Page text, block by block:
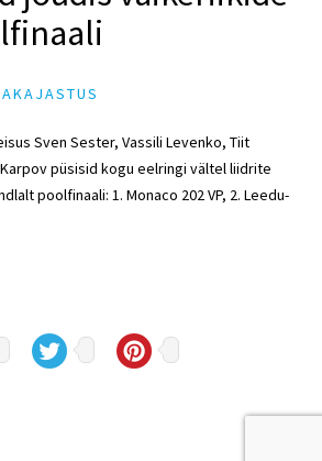
Sven Sester, Vassili Levenko, Tiit
püsisid kogu eelringi vältel liidrite
poolfinaali: 1. Monaco 202 VP, 2. Leedu-